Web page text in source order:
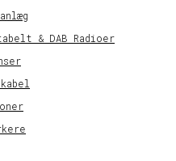
& DAB Radioer